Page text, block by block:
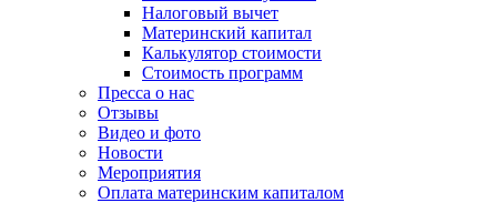
Налоговый вычет
Материнский капитал
Калькулятор стоимости
Стоимость программ
Пресса о нас
Отзывы
Видео и фото
Новости
Мероприятия
Оплата материнским капиталом